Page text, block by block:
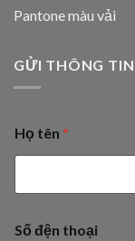
Pantone màu vải
GỬI THÔNG
Họ tên *
Số đện thoại